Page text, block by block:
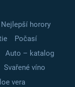
Nejlepší horory
Počasí
Auto – katalog
Svařené víno
vera